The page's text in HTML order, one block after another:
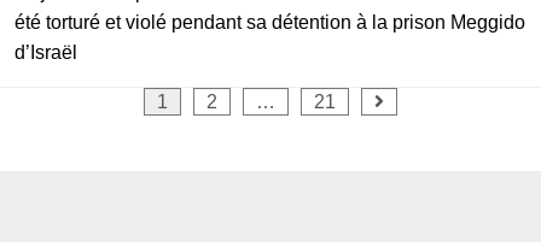
été torturé et violé pendant sa détention à la prison Meggido
d’Israël
1 2 … 21